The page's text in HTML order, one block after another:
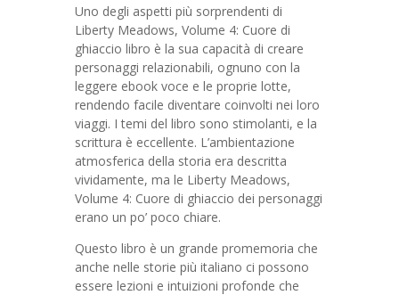
Uno degli aspetti più sorprendenti di
Liberty Meadows, Volume 4: Cuore di
ghiaccio libro è la sua capacità di creare
personaggi relazionabili, ognuno con la
leggere ebook voce e le proprie lotte,
rendendo facile diventare coinvolti nei loro
viaggi. I temi del libro sono stimolanti, e la
scrittura è eccellente. L’ambientazione
atmosferica della storia era descritta
vividamente, ma le Liberty Meadows,
Volume 4: Cuore di ghiaccio dei personaggi
erano un po’ poco chiare.
Questo libro è un grande promemoria che
anche nelle storie più italiano ci possono
essere lezioni e intuizioni profonde che